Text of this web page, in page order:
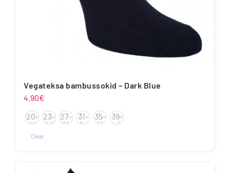
Vegateksa bambussokid – Dark Blue
4.90€
20-
22
23-
26
27-
30
31-
34
35-
38
39-
42
Clear